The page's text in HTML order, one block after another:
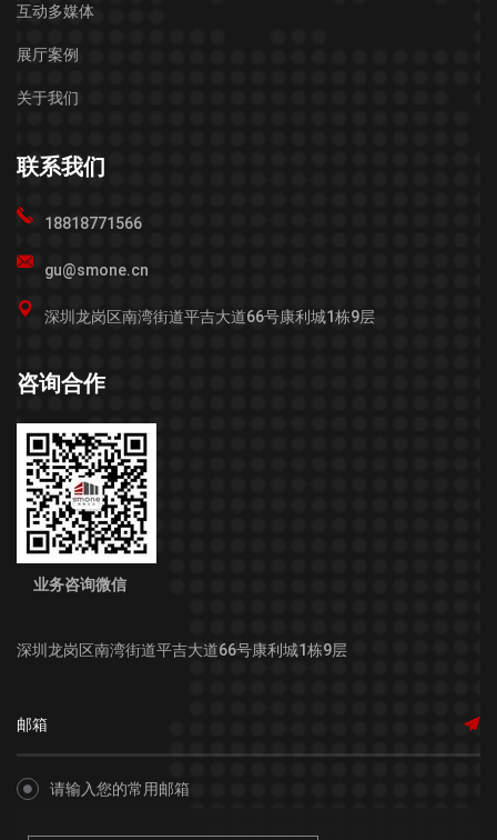
互动多媒体
展厅案例
关于我们
联系我们
18818771566
gu@smone.cn
深圳龙岗区南湾街道平吉大道66号康利城1栋9层
咨询合作
业务咨询微信
深圳龙岗区南湾街道平吉大道66号康利城1栋9层
请输入您的常用邮箱